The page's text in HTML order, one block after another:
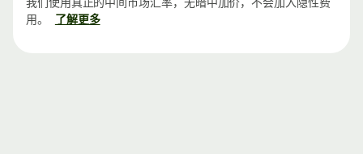
用。
了解更多